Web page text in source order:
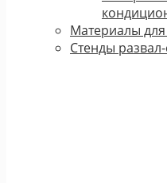
Материалы
Стенды